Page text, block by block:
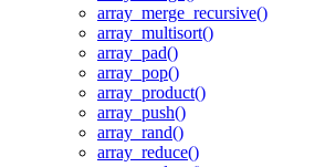
array_merge_recursive()
array_multisort()
array_pad()
array_pop()
array_product()
array_push()
array_rand()
array_reduce()